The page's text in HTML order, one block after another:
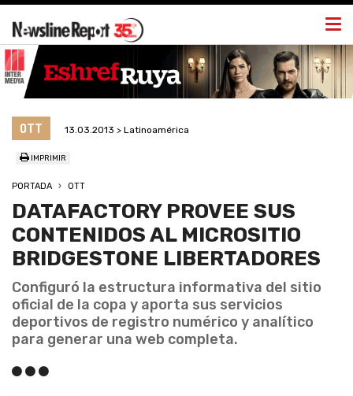
OTT 13.03.2013 > Latinoamérica
IMPRIMIR
PORTADA OTT
DATAFACTORY PROVEE SUS
CONTENIDOS AL MICROSITIO
BRIDGESTONE LIBERTADORES
Configuró la estructura informativa del sitio
oficial de la copa y aporta sus servicios
deportivos de registro numérico y analítico
para generar una web completa.